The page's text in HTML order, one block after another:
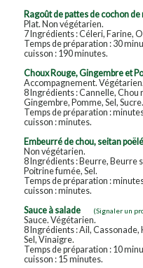
Ragoût de pattes de cochon
Plat. Non végétarien.
7 Ingrédients : Céleri, Farine,
Temps de préparation : 30
cuisson : 190 minutes.
Choux Rouge, Gingembre et
Accompagnement. Végétarien.
8 Ingrédients : Cannelle,
Gingembre, Pomme, Sel, Sucre.
Temps de préparation :
cuisson : minutes.
Embeurré de chou, seitan poëlé
Non végétarien.
8 Ingrédients : Beurre, Beurre
Poitrine fumée, Sel.
Temps de préparation :
cuisson : minutes.
Sauce à salade
(Signaler un
Sauce. Végétarien.
8 Ingrédients : Ail,
Sel, Vinaigre.
Temps de préparation : 10
cuisson : 15 minutes.